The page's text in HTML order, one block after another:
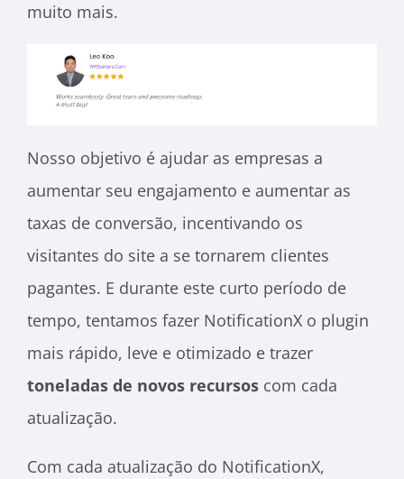
muito mais.
Nosso objetivo é ajudar as empresas a
aumentar seu engajamento e aumentar as
taxas de conversão, incentivando os
visitantes do site a se tornarem clientes
pagantes. E durante este curto período de
tempo, tentamos fazer NotificationX o plugin
mais rápido, leve e otimizado e trazer
toneladas de novos recursos com cada
atualização.
Com cada atualização do NotificationX,